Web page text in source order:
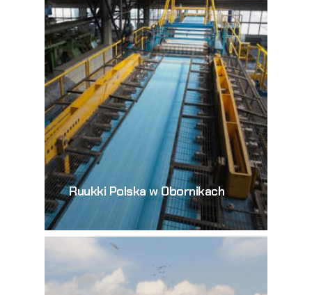
Ruukki Polska w Obornikach